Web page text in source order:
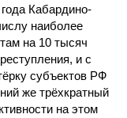
Кабардино-
наиболее
на 10 тысяч
и с
субъектов РФ
же трёхкратный
на этом